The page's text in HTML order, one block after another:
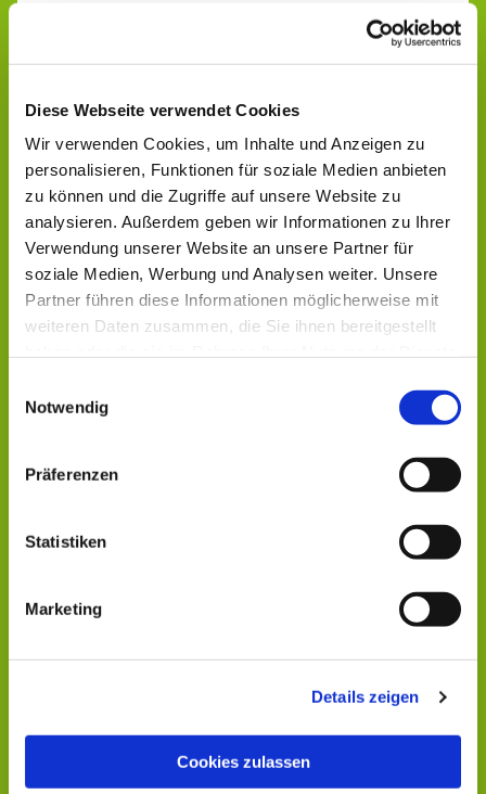
Diese Webseite verwendet Cookies
Wir verwenden Cookies, um Inhalte und Anzeigen zu
personalisieren, Funktionen für soziale Medien anbieten
zu können und die Zugriffe auf unsere Website zu
analysieren. Außerdem geben wir Informationen zu Ihrer
Verwendung unserer Website an unsere Partner für
soziale Medien, Werbung und Analysen weiter. Unsere
Partner führen diese Informationen möglicherweise mit
weiteren Daten zusammen, die Sie ihnen bereitgestellt
Notwendig
Präferenzen
Statistiken
Marketing
Details zeigen
Cookies zulassen
oder bei Diakon Ole Jaekel unter der: +49